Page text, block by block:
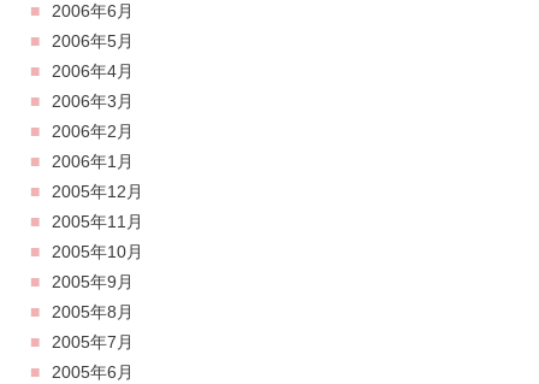
2006年6月
2006年5月
2006年4月
2006年3月
2006年2月
2006年1月
2005年12月
2005年11月
2005年10月
2005年9月
2005年8月
2005年7月
2005年6月